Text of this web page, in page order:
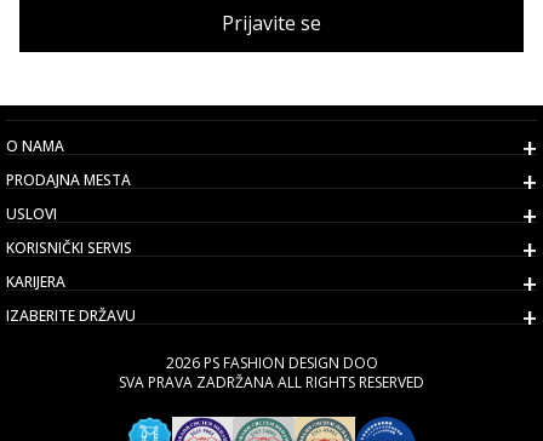
Prijavite se
O NAMA
PRODAJNA MESTA
USLOVI
KORISNIČKI SERVIS
KARIJERA
IZABERITE DRŽAVU
2026 PS FASHION DESIGN DOO
SVA PRAVA ZADRŽANA ALL RIGHTS RESERVED